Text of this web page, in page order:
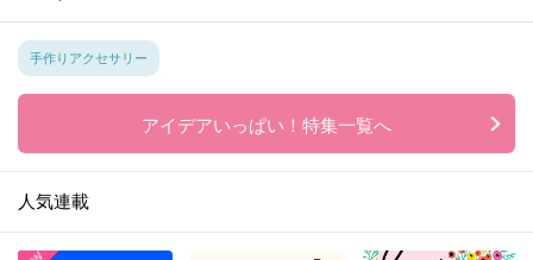
手作りアクセサリー
アイデアいっぱい！特集一覧へ
人気連載